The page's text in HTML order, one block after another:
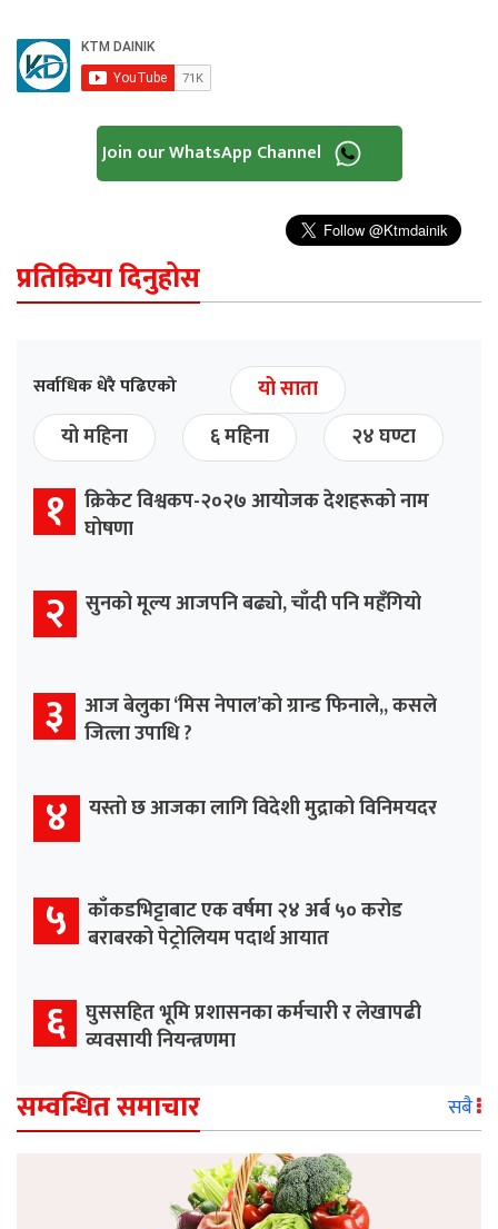
Join our WhatsApp Channel
प्रतिक्रिया दिनुहोस
सर्वाधिक धेरै पढिएको
यो साता
यो महिना
६ महिना २४ घण्टा
१ क्रिकेट विश्वकप-२०२७ आयोजक देशहरूको नाम
घोषणा
२ सुनको मूल्य आजपनि बढ्यो, चाँदी पनि महँगियो
३ आज बेलुका ‘मिस नेपाल’को ग्रान्ड फिनाले,, कसले
जित्ला उपाधि ?
४ यस्तो छ आजका लागि विदेशी मुद्राको विनिमयदर
५ काँकडभिट्टाबाट एक वर्षमा २४ अर्ब ५० करोड
बराबरको पेट्रोलियम पदार्थ आयात
६ घुससहित भूमि प्रशासनका कर्मचारी र लेखापढी
व्यवसायी नियन्त्रणमा
सम्वन्धित समाचार सबै